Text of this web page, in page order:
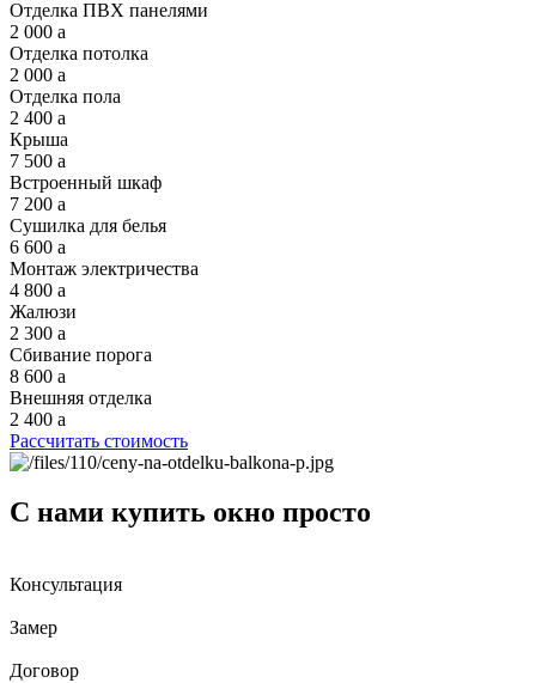
Отделка ПВХ панелями
2 000 a
Отделка потолка
2 000 a
Отделка пола
2 400 a
Крыша
7 500 a
Встроенный шкаф
7 200 a
Сушилка для белья
6 600 a
Монтаж электричества
4 800 a
Жалюзи
2 300 a
Сбивание порога
8 600 a
Внешняя отделка
2 400 a
Рассчитать стоимость
С нами купить окно просто
Консультация
Замер
Договор